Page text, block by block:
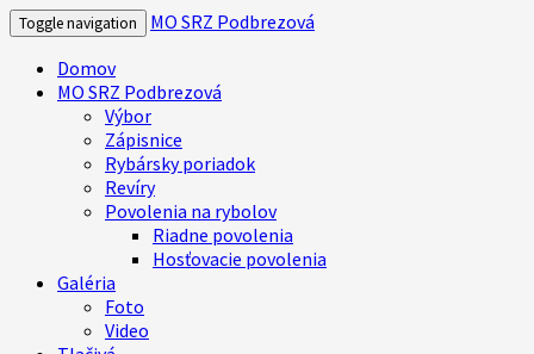
Toggle navigation
MO SRZ Podbrezová
Domov
MO SRZ Podbrezová
Výbor
Zápisnice
Rybársky poriadok
Revíry
Povolenia na rybolov
Riadne povolenia
Hosťovacie povolenia
Galéria
Foto
Video